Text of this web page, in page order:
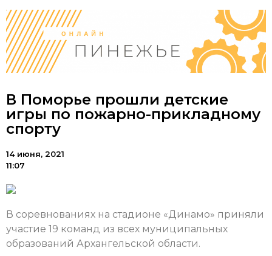
В Поморье прошли детские
игры по пожарно-прикладному
спорту
14 июня, 2021
11:07
В соревнованиях на стадионе «Динамо» приняли
участие 19 команд из всех муниципальных
образований Архангельской области.